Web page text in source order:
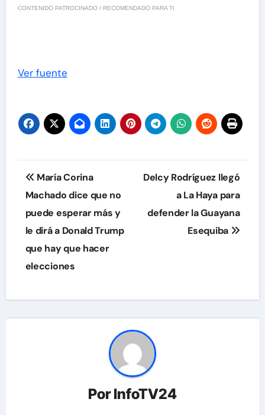
CONTENIDO PATROCINADO / RECOMENDADO PARA TI
Ver fuente
Navegación
de
entradas
María Corina
Machado dice que no
puede esperar más y
le dirá a Donald Trump
que hay que hacer
elecciones
Delcy Rodríguez llegó
a La Haya para
defender la Guayana
Esequiba
PorInfoTV24